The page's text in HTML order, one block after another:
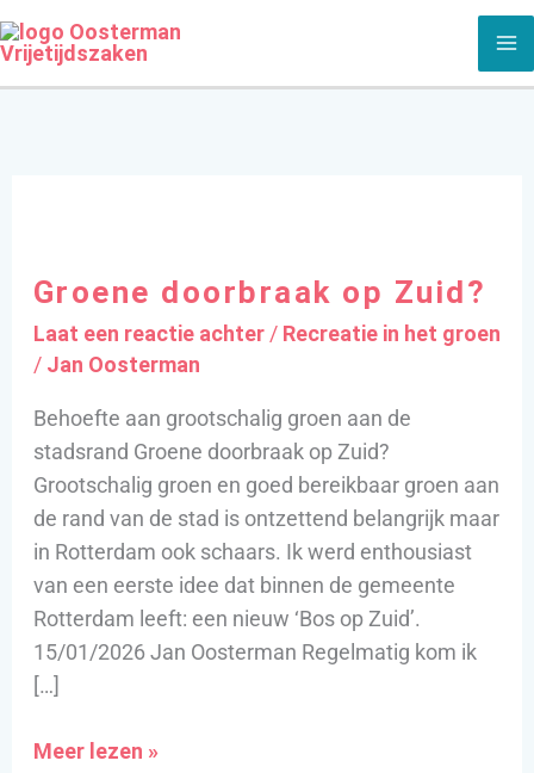
naar
de
Groene doorbraak op Zuid?
Laat een reactie achter / Recreatie in het groen
/ Jan Oosterman
Behoefte aan grootschalig groen aan de
stadsrand Groene doorbraak op Zuid?
Grootschalig groen en goed bereikbaar groen aan
de rand van de stad is ontzettend belangrijk maar
in Rotterdam ook schaars. Ik werd enthousiast
van een eerste idee dat binnen de gemeente
Rotterdam leeft: een nieuw ‘Bos op Zuid’.
15/01/2026 Jan Oosterman Regelmatig kom ik
[…]
op
Zuid?
Meer lezen »